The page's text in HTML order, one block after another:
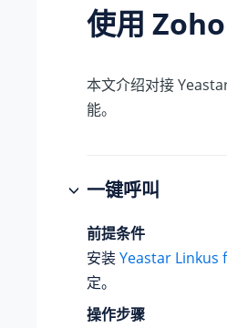
使用
本文介绍对接
能。
一键呼叫
前提条件
安装Yeastar Linkus
定。
操作步骤